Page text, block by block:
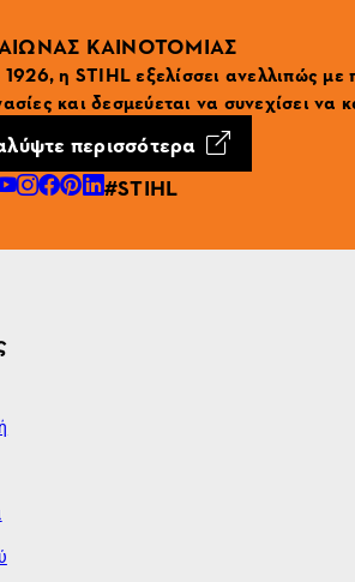
ΚΑΙΝΟΤΟΜΙΑΣ
η STIHL εξελίσσει ανελλιπώς με
και δεσμεύεται να συνεχίσει να
περισσότερα
#STIHL